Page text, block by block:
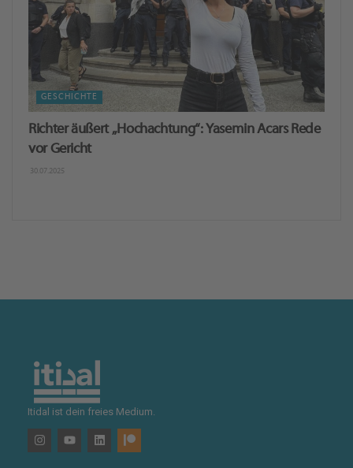
GESCHICHTE
Richter äußert „Hochachtung“: Yasemin Acars Rede
vor Gericht
30.07.2025
Itidal ist dein freies Medium.